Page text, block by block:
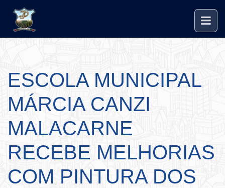
ESCOLA MUNICIPAL
MÁRCIA CANZI
MALACARNE
RECEBE MELHORIAS
COM PINTURA DOS